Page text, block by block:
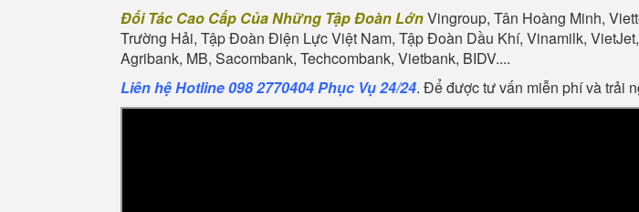
Đối Tác Cao Cấp Của Những Tập Đoàn LớnVingroup, Tân Hoàng Minh,
Trường Hải, Tập Đoàn Điện Lực Việt Nam, Tập Đoàn Dầu Khí, Vinamilk,
Agribank, MB, Sacombank, Techcombank, Vietbank, BIDV....
Liên hệ Hotline 098 2770404 Phục Vụ 24/24. Để được tư vấn miễn phí và trải